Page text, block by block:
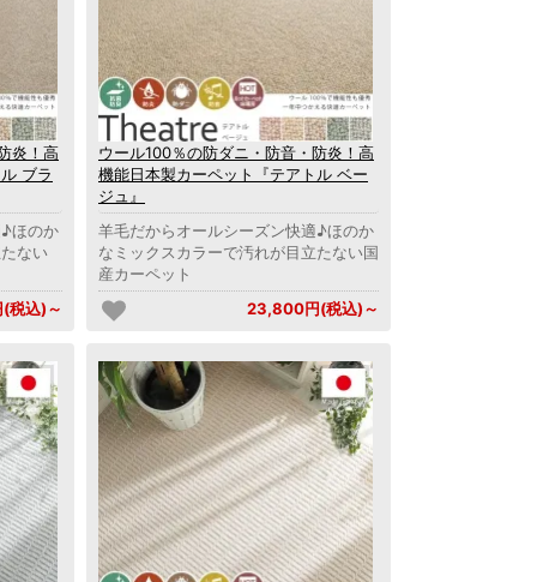
炎！高
ブラ
ほのか
ない
税込)～
ウール100％の防ダニ・防音・防炎！高
機能日本製カーペット『テアトル ベー
ジュ』
羊毛だからオールシーズン快適♪ほのか
なミックスカラーで汚れが目立たない国
産カーペット
23,800円(税込)～